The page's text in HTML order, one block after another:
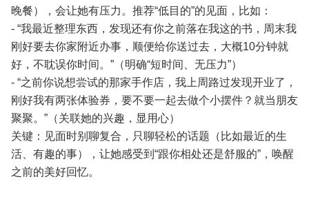
晚餐），会让她有压力。推荐“低目的”的见面，比如：
- “我最近整理东西，发现还有你之前落在我这的书，周末我
刚好要去你家附近办事，顺便给你送过去，大概10分钟就
好，不耽误你时间。”（明确“短时间、无压力”）
- “之前你说想尝试的那家手作店，我上周路过发现开业了，
刚好我有两张体验券，要不要一起去做个小摆件？就当朋友
聚聚。”（关联她的兴趣，显用心）
关键：见面时别聊复合，只聊轻松的话题（比如最近的生
活、有趣的事），让她感受到“跟你相处还是舒服的”，唤醒
之前的美好回忆。